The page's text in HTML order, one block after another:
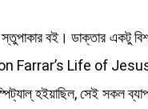
বই। ডাক্তার একটু
Farrar’s Life of
হইয়াছিল, সেই সকল